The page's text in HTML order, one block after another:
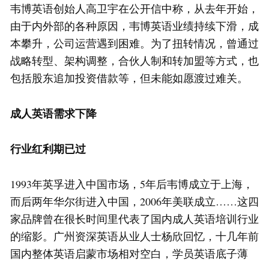
韦博英语创始人高卫宇在公开信中称，从去年开始，
由于内外部的各种原因，韦博英语业绩持续下滑，成
本攀升，公司运营遇到困难。为了扭转情况，曾通过
战略转型、架构调整，合伙人制和转加盟等方式，也
包括股东追加投资借款等，但未能如愿渡过难关。
成人英语需求下降
行业红利期已过
1993年英孚进入中国市场，5年后韦博成立于上海，
而后两年华尔街进入中国，2006年美联成立……这四
家品牌曾在很长时间里代表了国内成人英语培训行业
的缩影。广州资深英语从业人士杨欣回忆，十几年前
国内整体英语启蒙市场相对空白，学员英语底子薄